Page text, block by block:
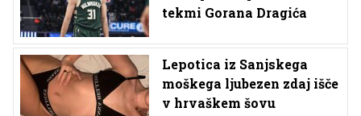
tekmi Gorana Dragića
Lepotica iz Sanjskega
moškega ljubezen zdaj išče
v hrvaškem šovu